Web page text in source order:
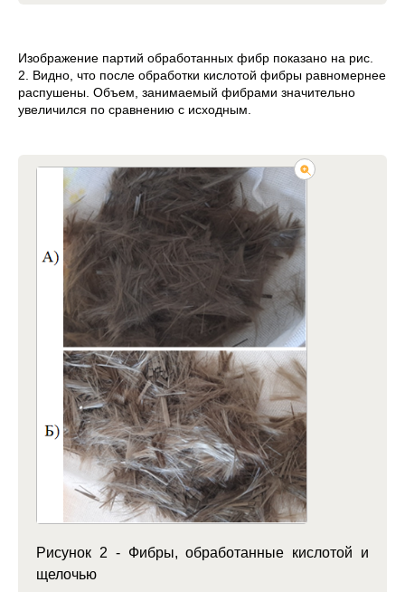
Изображение партий обработанных фибр показано на рис.
2. Видно, что после обработки кислотой фибры равномернее
распушены. Объем, занимаемый фибрами значительно
увеличился по сравнению с исходным.
Рисунок 2 - Фибры, обработанные кислотой и
щелочью